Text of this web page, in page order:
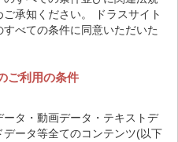
承知ください。 ドラスサイト
べての条件に同意いただいた
ご利用の条件
ータ・動画データ・テキストデ
ータ等全てのコンテンツ(以下